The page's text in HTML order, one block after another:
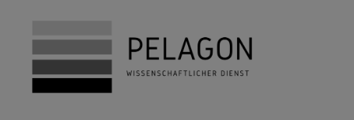
Zum
Inhalt
springen